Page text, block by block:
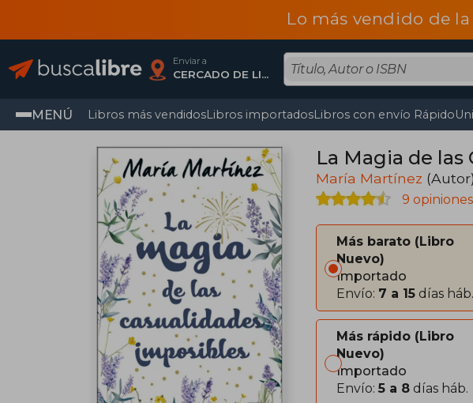
Lo más vendido de la
Enviar a
CERCADO DE LIMA, Lima
MENÚ Libros más vendidosLibros importadosLibros con envío Rápido
La Magia de
María Martínez (Autor)
9 opiniones
Más barato
Libro
Nuevo
Importado
Envío: 7 a 15 días háb.
Más rápido
Libro
Nuevo
Importado
Envío: 5 a 8 días háb.